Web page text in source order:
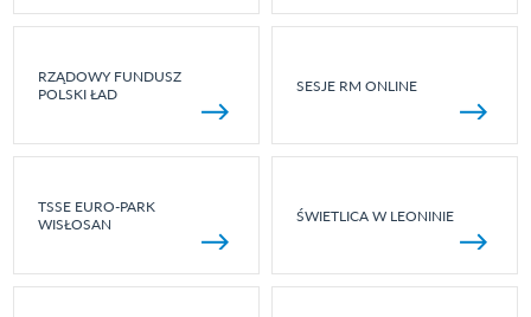
RZĄDOWY FUNDUSZ
POLSKI ŁAD
SESJE RM ONLINE
TSSE EURO-PARK
WISŁOSAN
ŚWIETLICA W LEONINIE